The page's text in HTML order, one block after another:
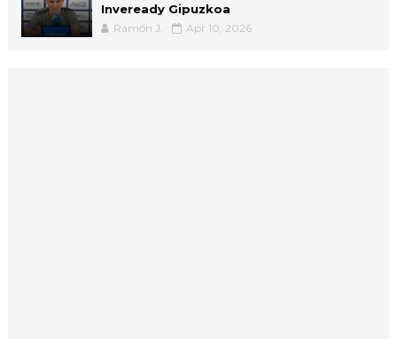
Inveready Gipuzkoa
Ramón J. Apr 10, 2026